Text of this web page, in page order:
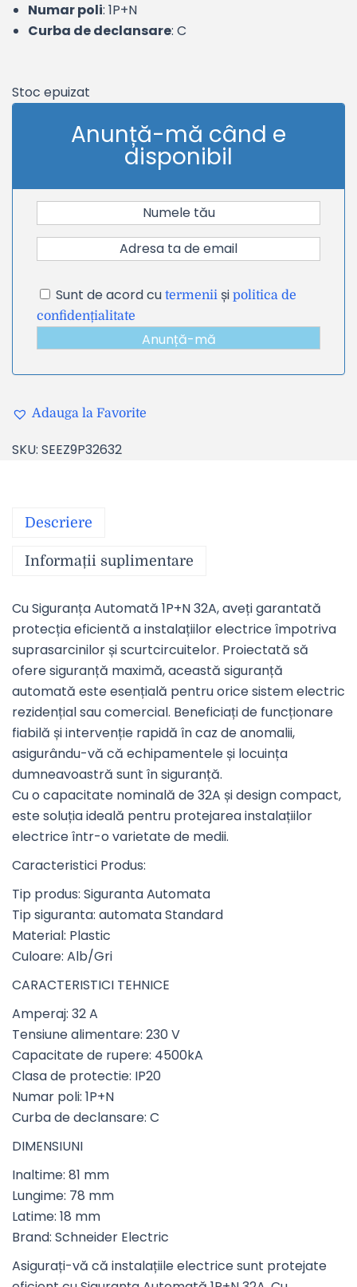
Numar poli: 1P+N
Curba de declansare: C
Stoc epuizat
Anunță-mă când e
disponibil
Sunt de acord cu termenii și politica de
confidențialitate
Anunță-mă
Adauga la Favorite
SKU: SEEZ9P32632
Descriere
Informații suplimentare
Cu Siguranța Automată 1P+N 32A, aveți garantată
protecția eficientă a instalațiilor electrice împotriva
suprasarcinilor și scurtcircuitelor. Proiectată să
ofere siguranță maximă, această siguranță
automată este esențială pentru orice sistem electric
rezidențial sau comercial. Beneficiați de funcționare
fiabilă și intervenție rapidă în caz de anomalii,
asigurându-vă că echipamentele și locuința
dumneavoastră sunt în siguranță.
Cu o capacitate nominală de 32A și design compact,
este soluția ideală pentru protejarea instalațiilor
electrice într-o varietate de medii.
Caracteristici Produs:
Tip produs: Siguranta Automata
Tip siguranta: automata Standard
Material: Plastic
Culoare: Alb/Gri
CARACTERISTICI TEHNICE
Amperaj: 32 A
Tensiune alimentare: 230 V
Capacitate de rupere: 4500kA
Clasa de protectie: IP20
Numar poli: 1P+N
Curba de declansare: C
DIMENSIUNI
Inaltime: 81 mm
Lungime: 78 mm
Latime: 18 mm
Brand: Schneider Electric
Asigurați-vă că instalațiile electrice sunt protejate